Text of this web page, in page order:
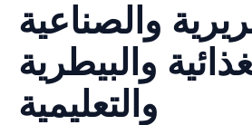
والصناعية
والبيطرية
والتعليمية